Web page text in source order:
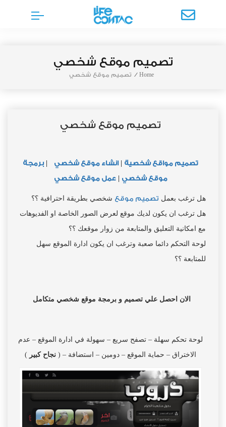
تصميم موقع شخصي
Home
/ تصميم موقع شخصي
تصميم موقع شخصي
تصميم مواقع شخصية انشاء موقع شخصي |برمجة
موقع شخصي |عمل موقع شخصي
هل ترغب بعمل تصميم موقع شخصي بطريقة احترافية ؟؟
هل ترغب ان يكون لديك موقع لعرض الصور الخاصة او الفديوهات
مع امكانية التعليق والمتابعة من زوار موقعك ؟؟
لوحة التحكم دائما صعبة وترغب ان يكون ادارة الموقع سهل
للمتابعة ؟؟
الان احصل علي تصميم و برمجة موقع شخصي متكامل
لوحة تحكم سهلة – تصفح سريع – سهولة في ادارة الموقع – عدم
الاختراق – حماية الموقع – دومين – استضافة – ( نجاح كبير )